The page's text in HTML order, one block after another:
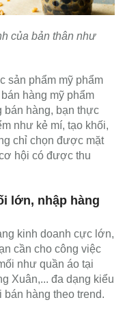
của bản thân như
sản phẩm mỹ phẩm
hàng mỹ phẩm
bán hàng, bạn thực
như kẻ mí, tạo khối,
chỉ chọn được mặt
hội có được thu
lớn, nhập hàng
kinh doanh cực lớn,
cần cho công việc
như quần áo tại
Xuân,... đa dạng kiểu
hàng theo trend.